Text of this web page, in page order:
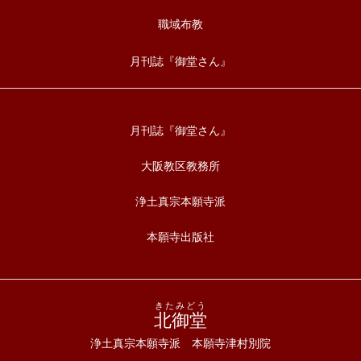
職域布教
月刊誌『御堂さん』
月刊誌『御堂さん』
大阪教区教務所
浄土真宗本願寺派
本願寺出版社
北御堂
きたみどう
浄土真宗本願寺派 本願寺津村別院